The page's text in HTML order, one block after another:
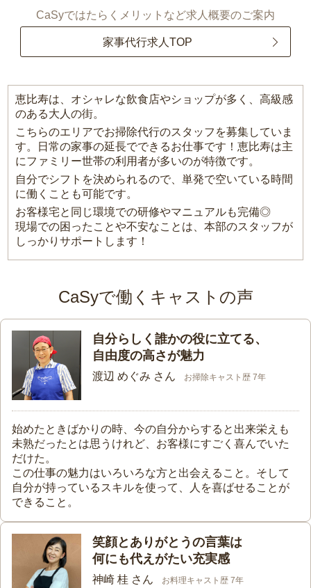
CaSyではたらくメリットなど求人概要のご案内
家事代行求人TOP
恵比寿は、オシャレな飲食店やショップが多く、高級感
のある大人の街。
こちらのエリアでお掃除代行のスタッフを募集していま
す。日常の家事の延長でできるお仕事です！恵比寿は主
にファミリー世帯の利用者が多いのが特徴です。
自分でシフトを決められるので、単発で空いている時間
に働くことも可能です。
お客様宅と同じ環境での研修やマニュアルも完備◎
現場での困ったことや不安なことは、本部のスタッフが
しっかりサポートします！
CaSyで働くキャストの声
自分らしく誰かの役に立てる、
自由度の高さが魅力
渡辺 めぐみ さん お掃除キャスト歴 7年
始めたときばかりの時、今の自分からすると出来栄えも
未熟だったとは思うけれど、お客様にすごく喜んでいた
だけた。
この仕事の魅力はいろいろな方と出会えること。そして
自分が持っているスキルを使って、人を喜ばせることが
できること。
笑顔とありがとうの言葉は
何にも代えがたい充実感
神崎 桂 さん お料理キャスト歴 7年